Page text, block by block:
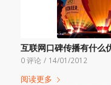
互联网口碑传播有什么
0 评论 / 14/01/2012
阅读更多